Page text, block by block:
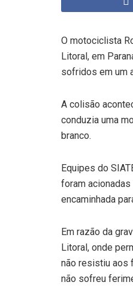
O motociclista
Litoral, em
sofridos em um
A colisão
conduzia uma
branco.
Equipes do
foram
encaminhada
Em razão da
Litoral, onde
não resistiu aos
não sofreu